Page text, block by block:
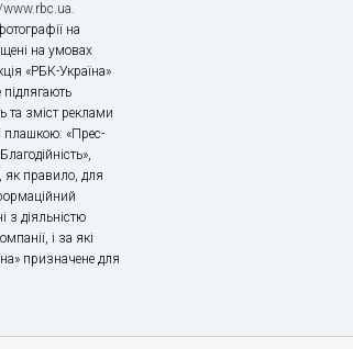
.
на
на умовах
«РБК-Україна»
та зміст реклами
плашкою: «Прес-
як правило, для
з діяльністю
і за які
призначене для